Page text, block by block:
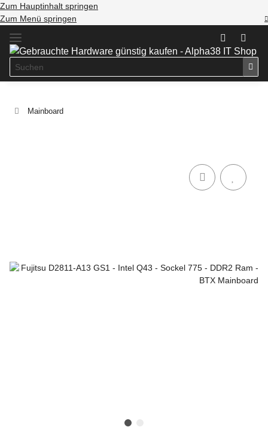
Zum Hauptinhalt springen
Zum Menü springen
Mainboard